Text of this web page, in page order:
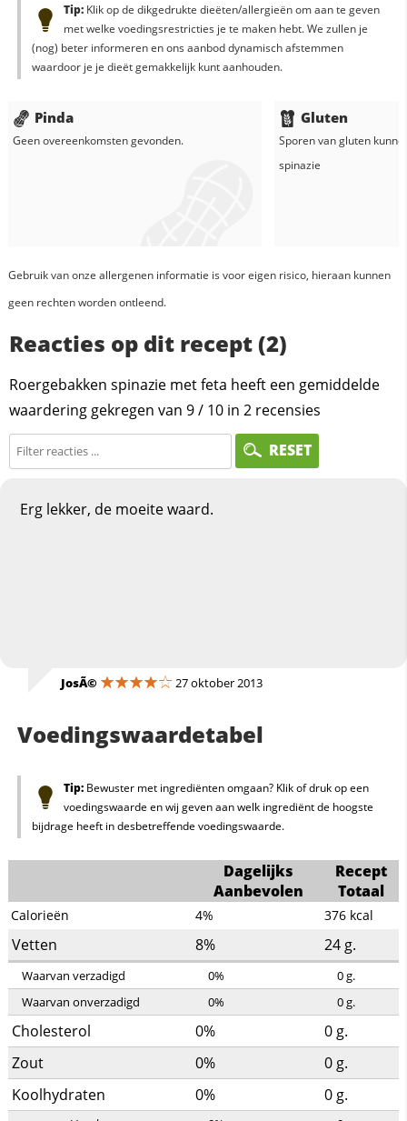
Tip:Klik op de dikgedrukte dieëten/allergieën om aan te geven
met welke voedingsrestricties je te maken hebt. We zullen je
(nog) beter informeren en ons aanbod dynamisch afstemmen
waardoor je je dieët gemakkelijk kunt aanhouden.
Pinda
Geen overeenkomsten gevonden.
Gluten
Sporen van gluten
spinazie
Gebruik van onze allergenen informatie is voor eigen risico, hieraan kunnen
geen rechten worden ontleend.
Reacties op dit recept (2)
Roergebakken spinazie met feta heeft een gemiddelde
waardering gekregen van 9/ 10 in 2 recensies
RESET
Erg lekker, de moeite waard.
JosÃ© 27 oktober 2013
Voedingswaardetabel
Tip:Bewuster met ingrediënten omgaan? Klik of druk op een
voedingswaarde en wij geven aan welk ingrediënt de hoogste
bijdrage heeft in desbetreffende voedingswaarde.
Dagelijks
Aanbevolen
Recept
Totaal
Calorieën 4% 376 kcal
Vetten 8% 24 g.
Waarvan verzadigd 0% 0g.
Waarvan onverzadigd
0% 0g.
Cholesterol 0% 0 g.
Zout
0% 0 g.
Koolhydraten
0% 0 g.